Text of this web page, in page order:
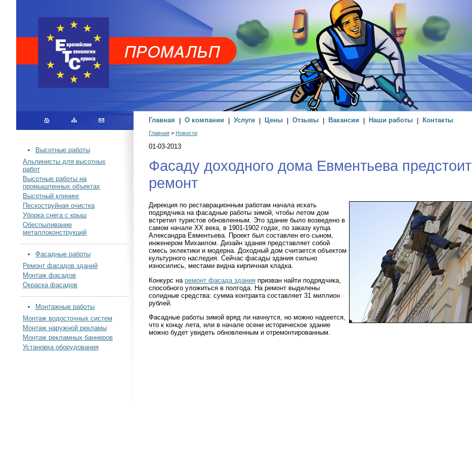
Главная О компании Услуги Цены Отзывы Вакансии Наши работы Контакты
Высотные работы
Альпинисты для высотных
работ
Высотные работы на
промышленных объектах
Высотный клининг
Пескоструйная очистка
Уборка снега с крыш
Обеспыливание
металлоконструкций
Фасадные работы
Ремонт фасадов зданий
Монтаж фасадов
Окраска фасадов
Монтажные работы
Монтаж водосточных систем
Монтаж наружной рекламы
Монтаж рекламных баннеров
Установка оборудования
Главная > Новости
01-03-2013
Фасаду доходного дома Евментьева предстоит
ремонт
Дирекция по реставрационным работам начала искать
подрядчика на фасадные работы зимой, чтобы летом дом
встретил туристов обновленным. Это здание было возведено в
самом начале XX века, в 1901-1902 годах, по заказу купца
Александра Евментьева. Проект был составлен его сыном,
инженером Михаилом. Дизайн здания представляет собой
смесь эклектики и модерна. Доходный дом считается объектом
культурного наследия. Сейчас фасады здания сильно
износились, местами видна кирпичная кладка.
Конкурс на ремонт фасада здания призван найти подрядчика,
способного уложиться в полгода. На ремонт выделены
солидные средства: сумма контракта составляет 31 миллион
рублей.
Фасадные работы зимой вряд ли начнутся, но можно надеется,
что к концу лета, или в начале осени историческое здание
можно будет увидеть обновленным и отремонтированным.